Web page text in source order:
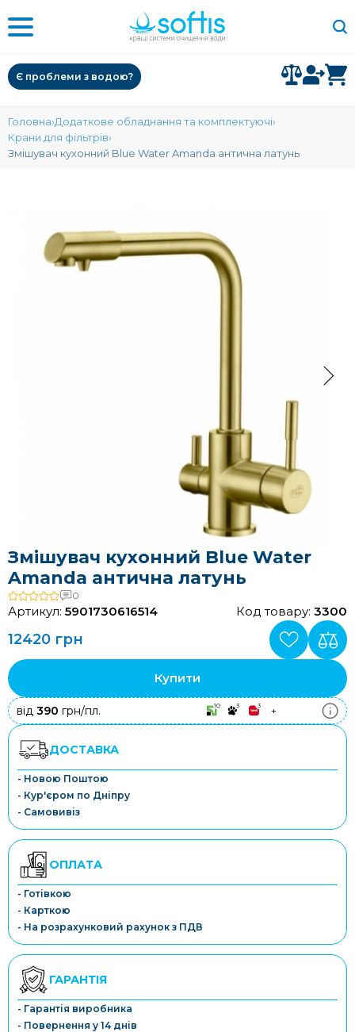
Є проблеми з водою?
Головна Додаткове обладнання та комплектуючі
Крани для фільтрів
Змішувач кухонний Blue Water Amanda антична латунь
Змішувач кухонний Blue Water
Amanda антична латунь
0
Артикул: 5901730616514 Код товару: 3300
12420 грн
Купити
від 390 грн/пл. 10 3 3 +
ДОСТАВКА
- Новою Поштою
- Кур'єром по Дніпру
- Самовивіз
ОПЛАТА
- Готівкою
- Карткою
- На розрахунковий рахунок з ПДВ
ГАРАНТІЯ
- Гарантія виробника
- Повернення у 14 днів